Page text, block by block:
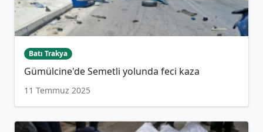
Batı Trakya
Gümülcine'de Semetli yolunda feci kaza
11 Temmuz 2025